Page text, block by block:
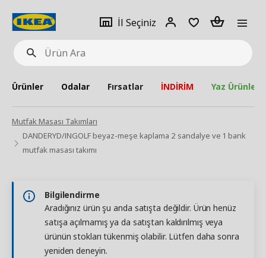
Ürün
Ara
İl Seçiniz
Giriş
Adet
Ürünler Odalar Fırsatlar İNDİRİM Yaz Ürünleri
Mutfak Masası Takımları
DANDERYD/INGOLF beyaz-meşe kaplama 2 sandalye ve 1 bank
mutfak masası takımı
Bilgilendirme
Aradığınız ürün şu anda satışta değildir. Ürün henüz
satışa açılmamış ya da satıştan kaldırılmış veya
ürünün stokları tükenmiş olabilir. Lütfen daha sonra
yeniden deneyin.